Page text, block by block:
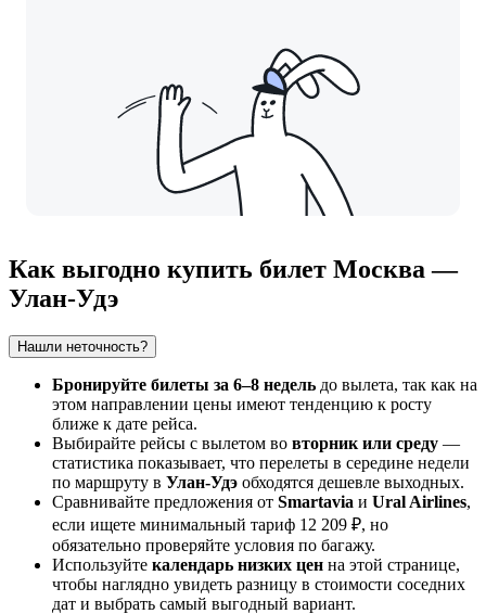
Как выгодно купить билет Москва —
Улан-Удэ
Нашли неточность?
Бронируйте билеты за 6–8 недель до вылета, так как на
этом направлении цены имеют тенденцию к росту
ближе к дате рейса.
Выбирайте рейсы с вылетом во вторник или среду —
статистика показывает, что перелеты в середине недели
по маршруту в Улан-Удэ обходятся дешевле выходных.
Сравнивайте предложения от Smartavia и Ural Airlines,
если ищете минимальный тариф 12 209 ₽, но
обязательно проверяйте условия по багажу.
Используйте календарь низких цен на этой странице,
чтобы наглядно увидеть разницу в стоимости соседних
дат и выбрать самый выгодный вариант.